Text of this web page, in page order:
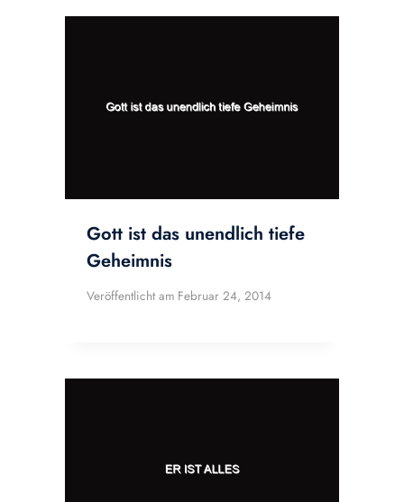
Gott ist das unendlich tiefe
Geheimnis
Veröffentlicht am Februar 24, 2014